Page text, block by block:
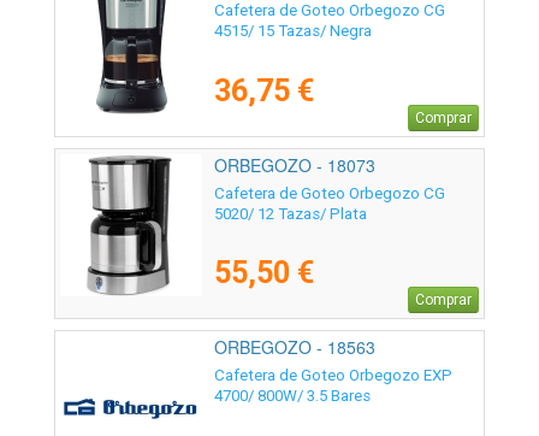
Cafetera de Goteo Orbegozo CG
4515/ 15 Tazas/ Negra
36,75 €
Comprar
ORBEGOZO - 18073
Cafetera de Goteo Orbegozo CG
5020/ 12 Tazas/ Plata
55,50 €
Comprar
ORBEGOZO - 18563
Cafetera de Goteo Orbegozo EXP
4700/ 800W/ 3.5 Bares